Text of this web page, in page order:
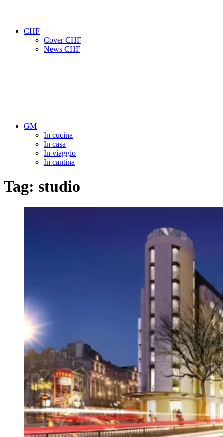
CHF
Cover CHF
News CHF
GM
In cucina
In casa
In viaggio
In cantina
Tag: studio